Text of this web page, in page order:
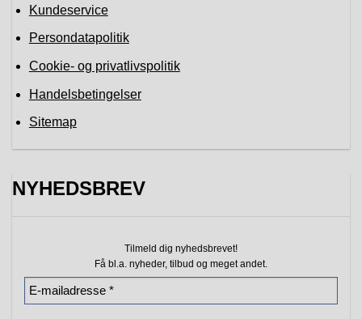
Kundeservice
Persondatapolitik
Cookie- og privatlivspolitik
Handelsbetingelser
Sitemap
NYHEDSBREV
Tilmeld dig nyhedsbrevet!
Få bl.a. nyheder, tilbud og meget andet.